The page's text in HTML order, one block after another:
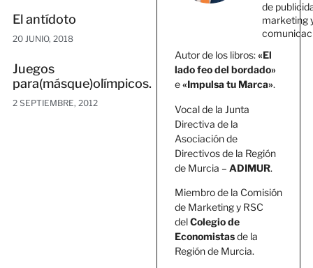
El antídoto
20 JUNIO, 2018
Juegos
para(másque)olímpicos.
2 SEPTIEMBRE, 2012
de
marketing
Autor de los libros:«El
lado feo del bordado»
e«Impulsa tu Marca».
Vocal de la Junta
Directiva de la
Asociación de
Directivos de la Región
de Murcia – ADIMUR.
Miembro de la Comisión
de Marketing y RSC
delColegio de
Economistasde la
Región de Murcia.